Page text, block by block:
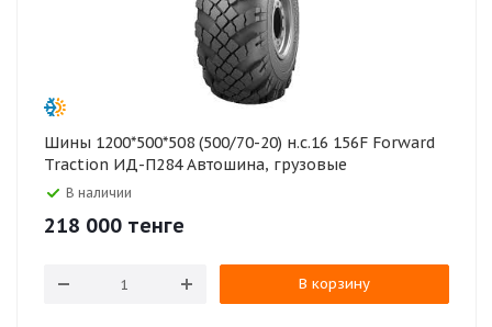
Шины 1200*500*508 (500/70-20) н.с.16 156F Forward
Traction ИД-П284 Автошина, грузовые
В наличии
218 000 тенге
В корзину